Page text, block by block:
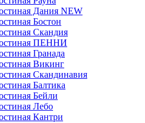
Дания NEW
Бостон
Скандия
ПЕННИ
Гранада
Викинг
Скандинавия
Балтика
Бейли
Лебо
Кантри